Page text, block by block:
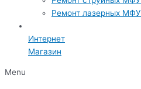
Ремонт лазерных МФУ
Интернет
Магазин
Menu